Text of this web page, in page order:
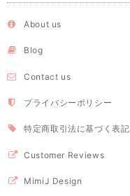
About us
Blog
Contact us
プライバシーポリシー
特定商取引法に基づく表記
Customer Reviews
MimiJ Design